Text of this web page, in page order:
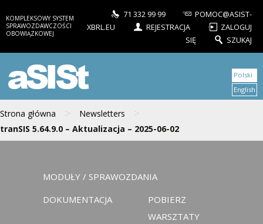
KOMPLEKSOWY SYSTEM
SPRAWOZDAWCZOŚCI
OBOWIĄZKOWEJ
71 332 99 99
POMOC@ASIST-
XBRL.EU
REJESTRACJA
ZALOGUJ
SIĘ
SZUKAJ
aSISt
Strona główna > Newsletters >
tranSIS 5.64.9.0 – Aktualizacja – 2025-06-02
Polski
English
MODUŁY / SPRAWOZDANIA
DOKUMENTACJA
POBIERZ
WARSZTATY